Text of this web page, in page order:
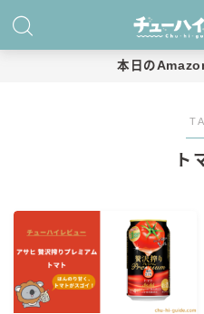
商品レビュー
キリン
本日の
ト